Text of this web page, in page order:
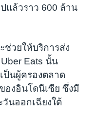
แล้วราว 600 ล้าน
ช่วยให้บริการส่ง
Eats นั้น
ป็นผู้ครองตลาด
องอินโดนีเซีย ซึ่งมี
นออกเฉียงใต้